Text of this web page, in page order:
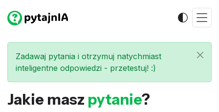
Zadawaj pytania i otrzymuj natychmiast
inteligentne odpowiedzi - przetestuj! :)
Jakie masz pytanie?